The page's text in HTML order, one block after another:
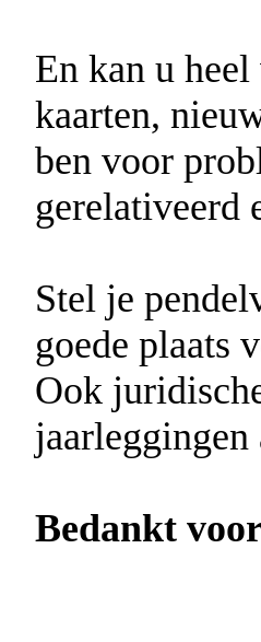
En kan u
kaarten,
ben voor
gerelativeerd
Stel je
goede plaats
Ook
jaarleggingen
Bedankt